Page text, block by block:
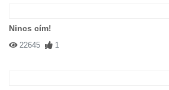
Nincs cím!
22645 1